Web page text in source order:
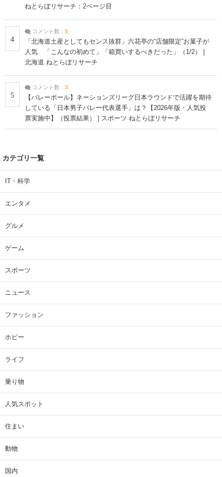
ねとらぼリサーチ：2ページ目
4
コメント数： 5
「北海道土産としてもセンス抜群」六花亭の“店舗限定”お菓子が
人気 「こんなの初めて」「箱買いするべきだった」（1/2） |
北海道 ねとらぼリサーチ
5
コメント数： 3
【バレーボール】ネーションズリーグ日本ラウンドで活躍を期待
している「日本男子バレー代表選手」は？【2026年版・人気投
票実施中】（投票結果） | スポーツ ねとらぼリサーチ
カテゴリ一覧
IT・科学
エンタメ
グルメ
ゲーム
スポーツ
ニュース
ファッション
ホビー
ライフ
乗り物
人気スポット
住まい
動物
国内